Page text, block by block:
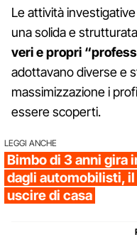
Le attività
una solida e
veri e propri
adottavano diverse e
massimizzazione i
essere scoperti.
LEGGI ANCHE
Bimbo di 3 anni gira
dagli automobilisti,
uscire di casa